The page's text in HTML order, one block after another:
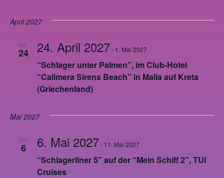
April 2027
SA.
24
“Schlager unter Palmen”, im Club-Hotel
“Calimera Sirens Beach” in Malia auf Kreta
(Griechenland)
24. April 2027 - 1. Mai 2027
Mai 2027
DO.
6
“Schlagerliner 5” auf der “Mein Schiff 2”, TUI
Cruises
6. Mai 2027 - 11. Mai 2027